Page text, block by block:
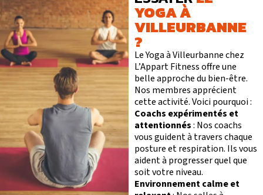
COACHING
BLOG
DEVENIR FRANCHISÉ L’APPART FITNESS
YOGA À
VILLEURBANNE
?
Le Yoga à Villeurbanne chez
L’Appart Fitness offre une
belle approche du bien-être.
Nos membres apprécient
cette activité. Voici pourquoi :
Coachs expérimentés et
attentionnés: Nos coachs
vous guident à travers chaque
posture et respiration. Ils vous
aident à progresser quel que
soit votre niveau.
Environnement calme et